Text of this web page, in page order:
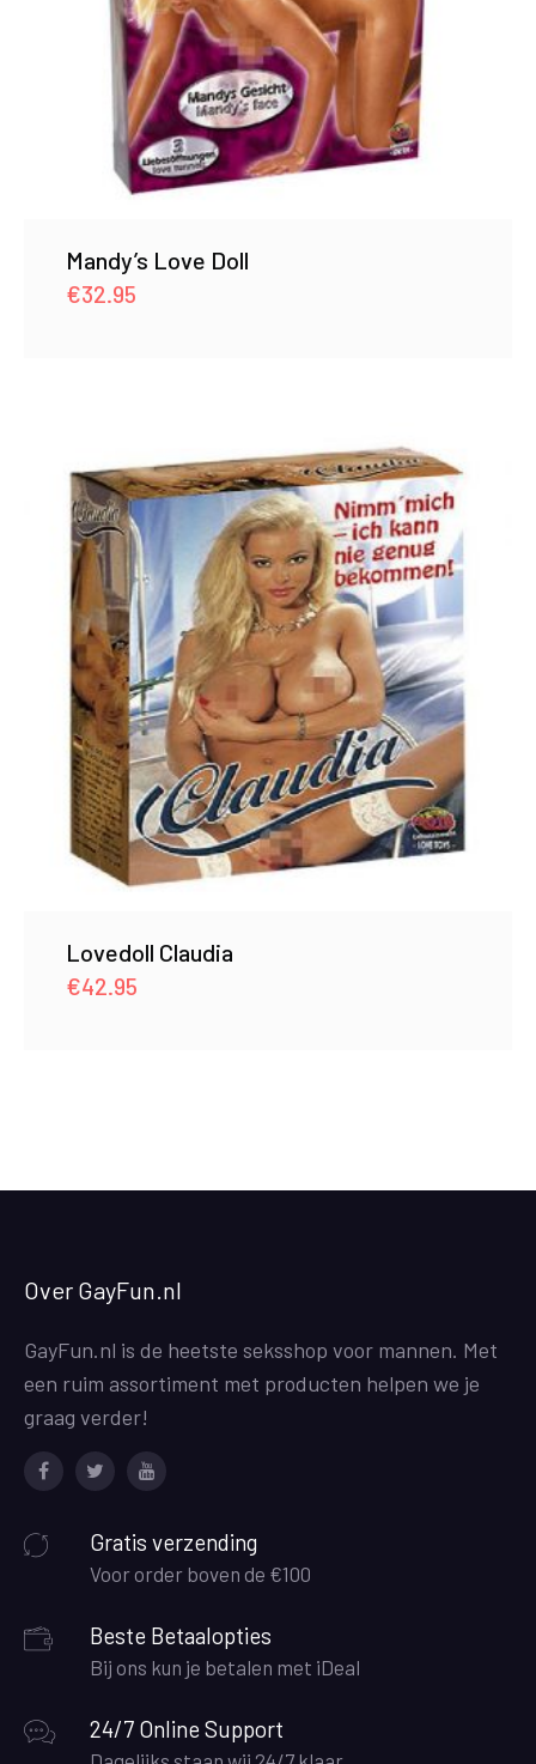
Mandy’s Love Doll
€32.95
Lovedoll Claudia
€42.95
Over GayFun.nl
GayFun.nl is de heetste seksshop voor mannen. Met
een ruim assortiment met producten helpen we je
graag verder!
Gratis verzending
Voor order boven de €100
Beste Betaalopties
Bij ons kun je betalen met iDeal
24/7 Online Support